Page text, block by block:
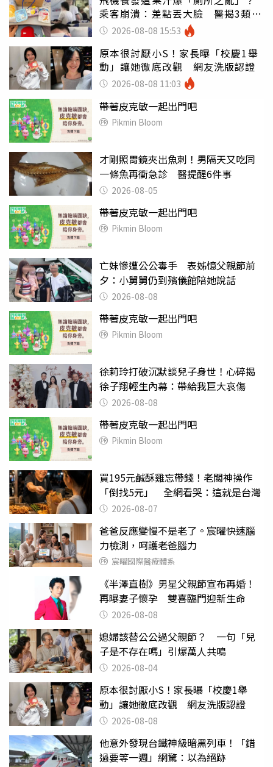
乘客崩潰：差點丟大臉 醫揭3類人
別亂喝
2026-08-08 15:53
原本很討厭小S！家長曝「校慶1舉
動」讓她徹底改觀 網友洗版認證
2026-08-08 11:03
帶著皮克敏一起出門吧
Pikmin Bloom
才剛照胃鏡夾出魚刺！男隔天又吃同
一條魚再衝急診 醫提醒6件事
2026-08-05
帶著皮克敏一起出門吧
Pikmin Bloom
亡妹慘遭公公毒手 表姊憶父親節前
夕：小舅舅仍到殯儀館陪她說話
2026-08-08
帶著皮克敏一起出門吧
Pikmin Bloom
徐莉玲打破沉默談兒子身世！心碎揭
徐子翔輕生內幕：帶給我巨大哀傷
2026-08-08
帶著皮克敏一起出門吧
Pikmin Bloom
買195元鹹酥雞忘帶錢！老闆神操作
「倒找5元」 全網看哭：這就是台灣
2026-08-07
爸爸反應變慢不是老了。宸曜快速腦
力檢測，呵護老爸腦力
宸曜國際醫療體系
《半澤直樹》男星父親節宣布再婚！
再曝妻子懷孕 雙喜臨門迎新生命
2026-08-08
媳婦該替公公過父親節？ 一句「兒
子是不存在嗎」引爆萬人共鳴
2026-08-04
原本很討厭小S！家長曝「校慶1舉
動」讓她徹底改觀 網友洗版認證
2026-08-08
他意外發現台鐵神級暗黑列車！「錯
過要等一週」網驚：以為絕跡